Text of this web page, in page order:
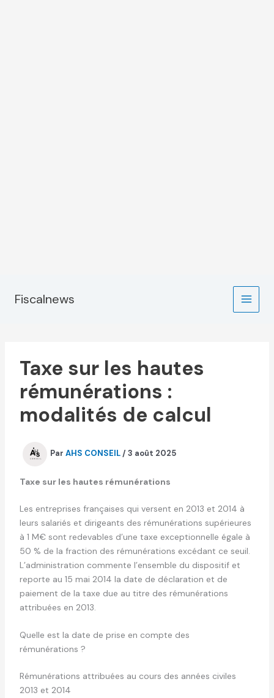
Fiscalnews
Taxe sur les hautes
rémunérations :
modalités de calcul
Par AHS CONSEIL / 3 août 2025
Taxe sur les hautes rémunérations
Les entreprises françaises qui versent en 2013 et 2014 à
leurs salariés et dirigeants des rémunérations supérieures
à 1 M€ sont redevables d’une taxe exceptionnelle égale à
50 % de la fraction des rémunérations excédant ce seuil.
L’administration commente l’ensemble du dispositif et
reporte au 15 mai 2014 la date de déclaration et de
paiement de la taxe due au titre des rémunérations
attribuées en 2013.
Quelle est la date de prise en compte des
rémunérations ?
Rémunérations attribuées au cours des années civiles
2013 et 2014